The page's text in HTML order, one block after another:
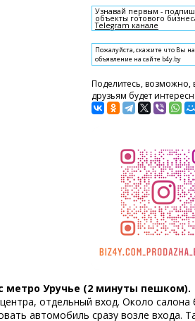
Узнавай первым -
объекты готового
Telegram канале
Пожалуйста, скажите что Вы
объявление на сайте b4y.by
Поделитесь, возможно,
друзьям будет
метро Уручье (2 минуты пешком).
отдельный вход. Около салона
автомобиль сразу возле входа.